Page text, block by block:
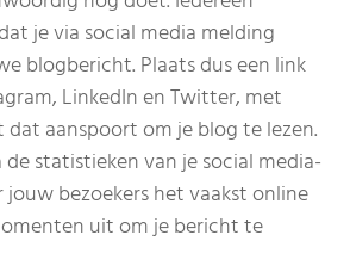
je via social media melding
blogbericht. Plaats dus een link
LinkedIn en Twitter, met
aanspoort om je blog te lezen.
statistieken van je social media-
bezoekers het vaakst online
uit om je bericht te